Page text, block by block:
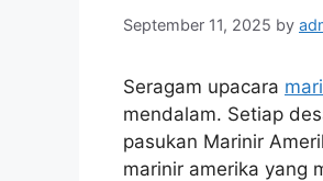
September 11, 2025 by
Seragam upacara
mendalam. Setiap
pasukan Marinir
marinir amerika yang